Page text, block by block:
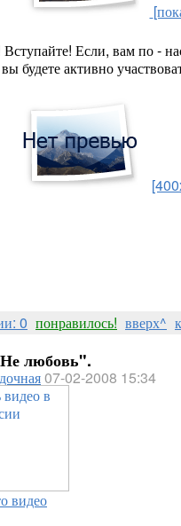
Вступайте! Если, вам по -
будете активно
0 понравилось! вверх^
любовь".
07-02-2008 15:34
видео